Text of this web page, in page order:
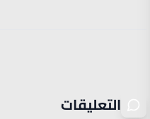
التعليقات